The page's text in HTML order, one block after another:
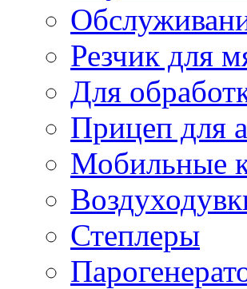
Резчик для
Для
Прицеп для
Мобильные
Степлеры